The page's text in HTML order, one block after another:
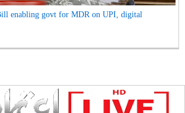
enabling govt for MDR on UPI, digital